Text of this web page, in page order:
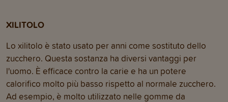
XILITOLO
Lo xilitolo è stato usato per anni come sostituto dello
zucchero. Questa sostanza ha diversi vantaggi per
l'uomo. È efficace contro la carie e ha un potere
calorifico molto più basso rispetto al normale zucchero.
Ad esempio, è molto utilizzato nelle gomme da